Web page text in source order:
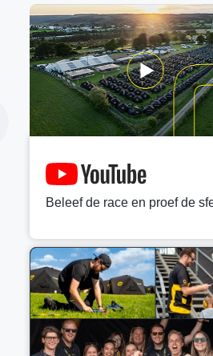
Beleef de race en proef de